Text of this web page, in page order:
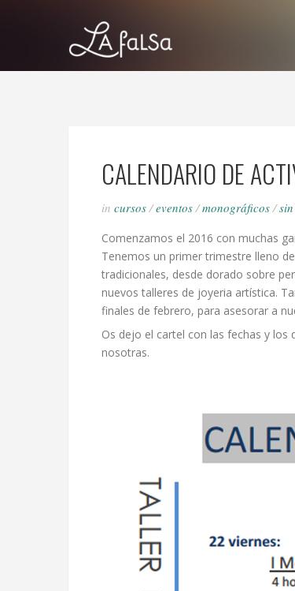
CALENDARIO DE
incursos /eventos /monográficos /
Comenzamos el 2016 con muchas
Tenemos un primer trimestre lleno
tradicionales, desde dorado sobre
nuevos talleres de joyeria artística.
finales de febrero, para asesorar a
Os dejo el cartel con las fechas y
nosotras.